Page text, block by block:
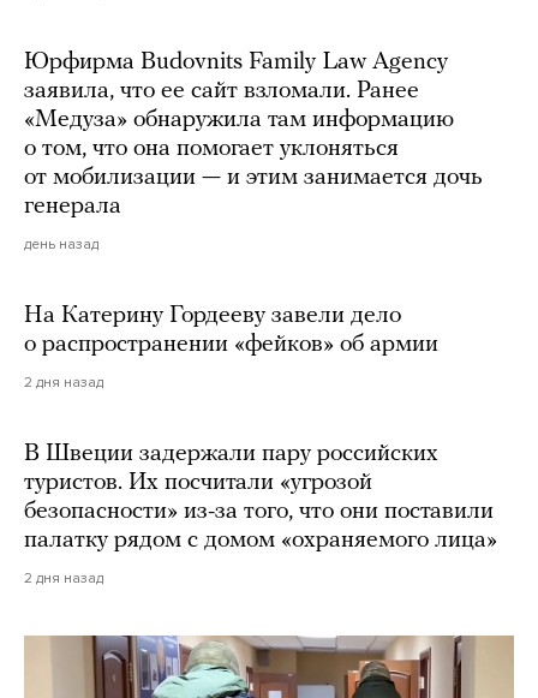
Юрфирма Budovnits Family Law Agency
заявила, что ее сайт взломали. Ранее
«Медуза» обнаружила там информацию
о том, что она помогает уклоняться
от мобилизации — и этим занимается дочь
генерала
день назад
На Катерину Гордееву завели дело
о распространении «фейков» об армии
2 дня назад
В Швеции задержали пару российских
туристов. Их посчитали «угрозой
безопасности» из-за того, что они поставили
палатку рядом с домом «охраняемого лица»
2 дня назад